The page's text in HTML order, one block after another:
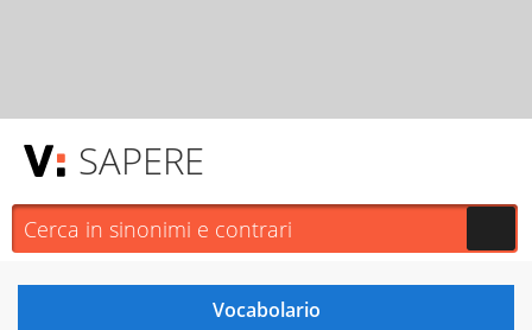
SAPERE